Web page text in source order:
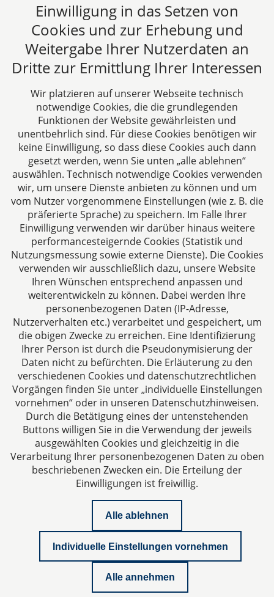
Mehrwertsteuerpflicht bei Überlassung von
Dienstwagen zu privater Nutzung an in Belgien
wohnende Mitarbeiter Seit dem 30.06.2013 gilt das
Gesetz zur Umsetzung der Amtshilferichtlinie sowie
zur Änderung steuerlicher Vorschriften
(Amtshilferichtlinie – Umsetzungsgesetz)....
05.11.2013
Beitrag lesen
steuerstrafrecht.pro
Aachen
Jülicher Straße 215
52070 Aachen
Deutschland
Tel: +49 241 94621-0
Fax: +49 241 94621-111
E-Mail:kanzlei@dhk-law.com
Über uns
Ihr Partner für Steuerberater, Wirtschaftsprüfer und
Rechtsanwälte.
Datenschutzerklärung
Einwilligung in das Setzen von
Cookies und zur Erhebung und
Weitergabe Ihrer Nutzerdaten an
Dritte zur Ermittlung Ihrer Interessen
Wir platzieren auf unserer Webseite technisch
notwendige Cookies, die die grundlegenden
Funktionen der Website gewährleisten und
unentbehrlich sind. Für diese Cookies benötigen wir
keine Einwilligung, so dass diese Cookies auch dann
gesetzt werden, wenn Sie unten „alle ablehnen“
auswählen. Technisch notwendige Cookies verwenden
wir, um unsere Dienste anbieten zu können und um
vom Nutzer vorgenommene Einstellungen (wie z. B. die
präferierte Sprache) zu speichern. Im Falle Ihrer
Einwilligung verwenden wir darüber hinaus weitere
performancesteigernde Cookies (Statistik und
Nutzungsmessung sowie externe Dienste). Die Cookies
verwenden wir ausschließlich dazu, unsere Website
Ihren Wünschen entsprechend anpassen und
weiterentwickeln zu können. Dabei werden Ihre
personenbezogenen Daten (IP-Adresse,
Nutzerverhalten etc.) verarbeitet und gespeichert, um
die obigen Zwecke zu erreichen. Eine Identifizierung
Ihrer Person ist durch die Pseudonymisierung der
Daten nicht zu befürchten. Die Erläuterung zu den
verschiedenen Cookies und datenschutzrechtlichen
Vorgängen finden Sie unter „individuelle Einstellungen
vornehmen“ oder in unseren Datenschutzhinweisen.
Durch die Betätigung eines der untenstehenden
Buttons willigen Sie in die Verwendung der jeweils
ausgewählten Cookies und gleichzeitig in die
Verarbeitung Ihrer personenbezogenen Daten zu oben
beschriebenen Zwecken ein. Die Erteilung der
Einwilligungen ist freiwillig.
Alle ablehnen
Individuelle Einstellungen vornehmen
Alle annehmen